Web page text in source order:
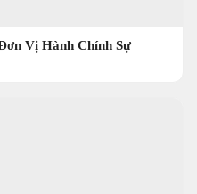
Vị Hành Chính Sự